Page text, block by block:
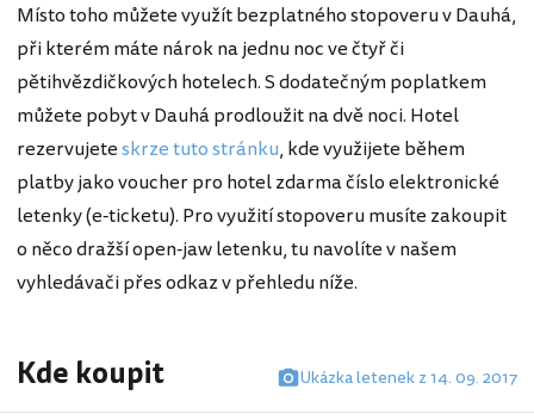
Místo toho můžete využít bezplatného stopoveru v Dauhá,
při kterém máte nárok na jednu noc ve čtyř či
pětihvězdičkových hotelech. S dodatečným poplatkem
můžete pobyt v Dauhá prodloužit na dvě noci. Hotel
rezervujeteskrze tuto stránku, kde využijete během
platby jako voucher pro hotel zdarma číslo elektronické
letenky (e-ticketu). Pro využití stopoveru musíte zakoupit
o něco dražší open-jaw letenku, tu navolíte v našem
vyhledávači přes odkaz v přehledu níže.
Kde koupit Ukázka letenek z 14. 09. 2017